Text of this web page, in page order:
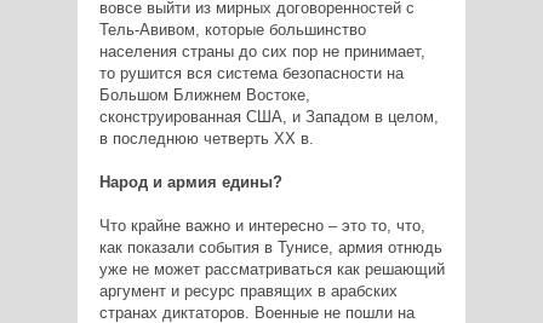
вовсе выйти из мирных договоренностей с
Тель-Авивом, которые большинство
населения страны до сих пор не принимает,
то рушится вся система безопасности на
Большом Ближнем Востоке,
сконструированная США, и Западом в целом,
в последнюю четверть XX в.
Народ и армия едины?
Что крайне важно и интересно – это то, что,
как показали события в Тунисе, армия отнюдь
уже не может рассматриваться как решающий
аргумент и ресурс правящих в арабских
странах диктаторов. Военные не пошли на